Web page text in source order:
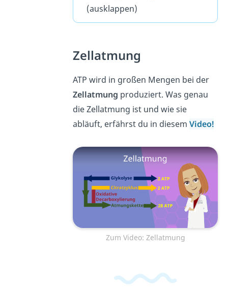
(ausklappen)
Zellatmung
ATP wird in großen Mengen bei der
Zellatmung produziert. Was genau
die Zellatmung ist und wie sie
abläuft, erfährst du in diesemVideo!
Zum Video: Zellatmung